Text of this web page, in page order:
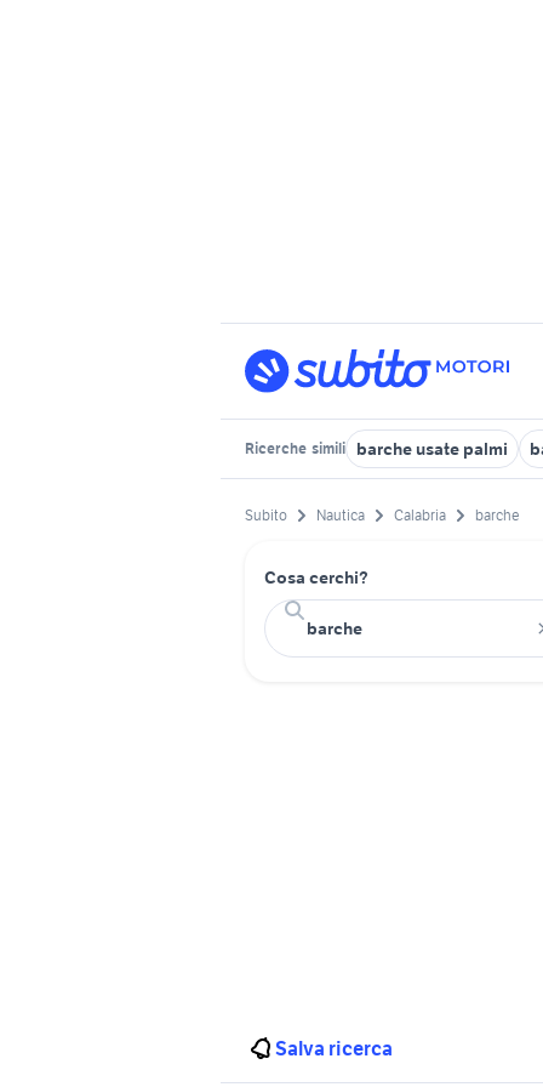
Ricerche simili barche usate palmi
Subito Nautica Calabria barche
Cosa cerchi?
Salva ricerca